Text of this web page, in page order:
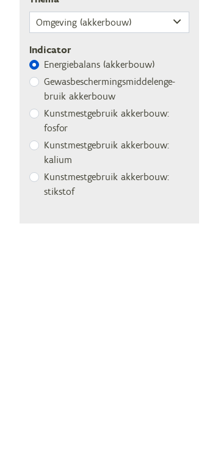
Indicator
Ener­gie­ba­lans (ak­ker­bouw)
Ge­was­be­scher­mings­mid­de­len­ge­
bruik akkerbouw
Kunst­mest­ge­bruik ak­ker­bouw:
fosfor
Kunst­mest­ge­bruik ak­ker­bouw:
kalium
Kunst­mest­ge­bruik ak­ker­bouw:
stikstof